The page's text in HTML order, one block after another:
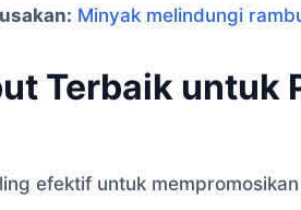
Minyak melindungi
Terbaik untuk
efektif untuk